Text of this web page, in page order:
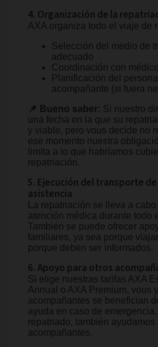
4. Organización de la
AXA organiza todo el viaje de
Selección del medio de
adecuado
Coordinación con
Planificación del
acompañante (si fuera
📌 Bueno saber: Si nuestro
una fecha en la que su
y viable, pero vous decide no
ese momento nuestra
limita a lo que habríamos
repatriación.
5. Ejecución del transporte
asistencia
La repatriación se lleva a
atención médica durante todo
También se puede ofrecer
familiares, ya sea porque
porque deben ser informados.
6. Apoyo para otros
Si elige nuestras tarifas AXA
Annual o AXA Premium, vous
acompañantes se benefician
ayuda en caso de
repatriado, también ayudamos
acompañantes.